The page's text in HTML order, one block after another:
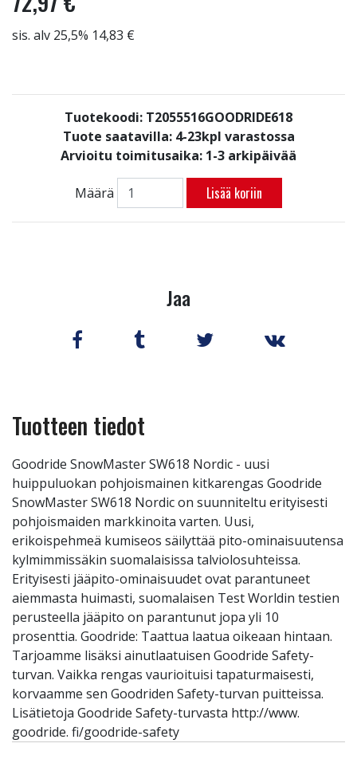
sis. alv 25,5% 14,83 €
Tuotekoodi: T2055516GOODRIDE618
Tuote saatavilla: 4-23kpl varastossa
Arvioitu toimitusaika: 1-3 arkipäivää
Määrä Lisää koriin
Jaa
Tuotteen tiedot
Goodride SnowMaster SW618 Nordic - uusi
huippuluokan pohjoismainen kitkarengas Goodride
SnowMaster SW618 Nordic on suunniteltu erityisesti
pohjoismaiden markkinoita varten. Uusi,
erikoispehmeä kumiseos säilyttää pito-ominaisuutensa
kylmimmissäkin suomalaisissa talviolosuhteissa.
Erityisesti jääpito-ominaisuudet ovat parantuneet
aiemmasta huimasti, suomalaisen Test Worldin testien
perusteella jääpito on parantunut jopa yli 10
prosenttia. Goodride: Taattua laatua oikeaan hintaan.
Tarjoamme lisäksi ainutlaatuisen Goodride Safety-
turvan. Vaikka rengas vaurioituisi tapaturmaisesti,
korvaamme sen Goodriden Safety-turvan puitteissa.
Lisätietoja Goodride Safety-turvasta http://www.
goodride. fi/goodride-safety